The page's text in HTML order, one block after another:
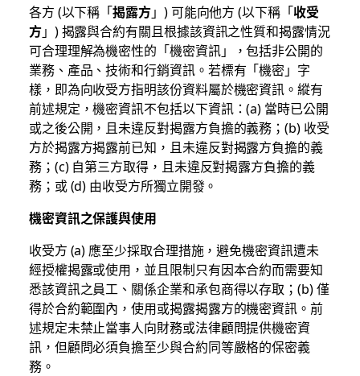
各方 (以下稱「揭露方」) 可能向他方 (以下稱「收受
方」) 揭露與合約有關且根據該資訊之性質和揭露情況
可合理理解為機密性的「機密資訊」，包括非公開的
業務、產品、技術和行銷資訊。若標有「機密」字
樣，即為向收受方指明該份資料屬於機密資訊。縱有
前述規定，機密資訊不包括以下資訊：(a) 當時已公開
或之後公開，且未違反對揭露方負擔的義務；(b) 收受
方於揭露方揭露前已知，且未違反對揭露方負擔的義
務；(c) 自第三方取得，且未違反對揭露方負擔的義
務；或 (d) 由收受方所獨立開發。
機密資訊之保護與使用
收受方 (a) 應至少採取合理措施，避免機密資訊遭未
經授權揭露或使用，並且限制只有因本合約而需要知
悉該資訊之員工、關係企業和承包商得以存取；(b) 僅
得於合約範圍內，使用或揭露揭露方的機密資訊。前
述規定未禁止當事人向財務或法律顧問提供機密資
訊，但顧問必須負擔至少與合約同等嚴格的保密義
務。